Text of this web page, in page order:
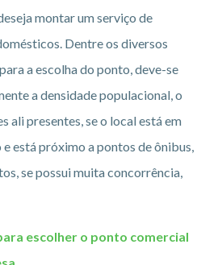
montar um serviço de
Dentre os diversos
a escolha do ponto, deve-se
a densidade populacional, o
ali presentes, se o local está em
está próximo a pontos de ônibus,
se possui muita concorrência,
escolher o ponto comercial